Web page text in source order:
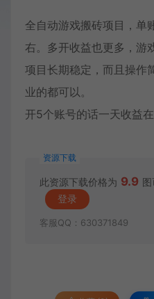
全自动游戏搬砖项目，单
右。多开收益也更多，游
项目长期稳定，而且操作
业的都可以。
开5个账号的话一天收益在
资源下载
此资源下载价格为 9.9
登录
客服QQ：630371849